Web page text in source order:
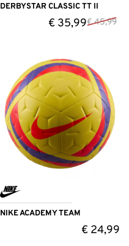
DERBYSTAR CLASSIC TT II
€ 35,99€45,99
NIKE ACADEMY TEAM
€ 24,99